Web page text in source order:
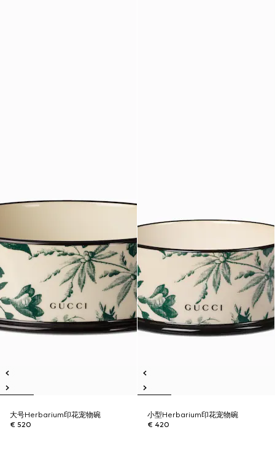
大号Herbarium印花宠物碗
€ 520
小型Herbarium印花宠物碗
€ 420